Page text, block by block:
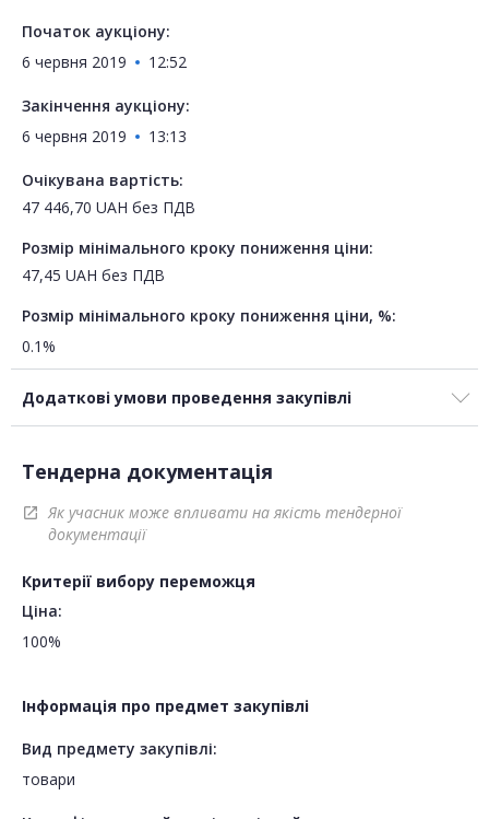
Початок аукціону:
6 червня 2019
12:52
Закінчення аукціону:
6 червня 2019
13:13
Очікувана вартість:
47 446,70 UAH без ПДВ
Розмір мінімального кроку пониження ціни:
47,45 UAH без ПДВ
Розмір мінімального кроку пониження ціни, %:
0.1%
Додаткові умови проведення закупівлі
Тендерна документація
open_in_new
Як учасник може впливати на якість тендерної
документації
Критерії вибору переможця
Ціна:
100%
Інформація про предмет закупівлі
Вид предмету закупівлі:
товари